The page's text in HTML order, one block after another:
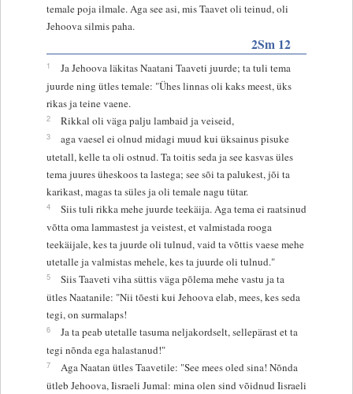
temale poja ilmale. Aga see asi, mis Taavet oli teinud, oli
Jehoova silmis paha.
2Sm 12
1
Ja Jehoova läkitas Naatani Taaveti juurde; ta tuli tema
juurde ning ütles temale: "Ühes linnas oli kaks meest, üks
rikas ja teine vaene.
2 Rikkal oli väga palju lambaid ja veiseid,
3
aga vaesel ei olnud midagi muud kui üksainus pisuke
utetall, kelle ta oli ostnud. Ta toitis seda ja see kasvas üles
tema juures üheskoos ta lastega; see sõi ta palukest, jõi ta
karikast, magas ta süles ja oli temale nagu tütar.
4
Siis tuli rikka mehe juurde teekäija. Aga tema ei raatsinud
võtta oma lammastest ja veistest, et valmistada rooga
teekäijale, kes ta juurde oli tulnud, vaid ta võttis vaese mehe
utetalle ja valmistas mehele, kes ta juurde oli tulnud."
5
Siis Taaveti viha süttis väga põlema mehe vastu ja ta
ütles Naatanile: "Nii tõesti kui Jehoova elab, mees, kes seda
tegi, on surmalaps!
6
Ja ta peab utetalle tasuma neljakordselt, sellepärast et ta
tegi nõnda ega halastanud!"
7
Aga Naatan ütles Taavetile: "See mees oled sina! Nõnda
ütleb Jehoova, Iisraeli Jumal: mina olen sind võidnud Iisraeli